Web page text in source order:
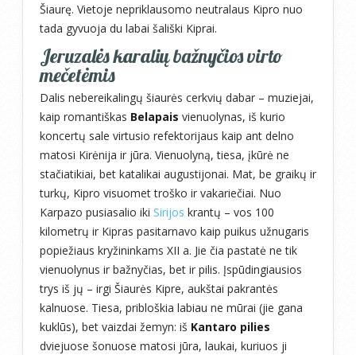
Šiaurę. Vietoje nepriklausomo neutralaus Kipro nuo
tada gyvuoja du labai šališki Kiprai.
Jeruzalės karalių bažnyčios virto
mečetėmis
Dalis nebereikalingų šiaurės cerkvių dabar – muziejai,
kaip romantiškas Belapais vienuolynas, iš kurio
koncertų sale virtusio refektorijaus kaip ant delno
matosi Kirėnija ir jūra. Vienuolyną, tiesa, įkūrė ne
stačiatikiai, bet katalikai augustijonai. Mat, be graikų ir
turkų, Kipro visuomet troško ir vakariečiai. Nuo
Karpazo pusiasalio iki Sirijos krantų – vos 100
kilometrų ir Kipras pasitarnavo kaip puikus užnugaris
popiežiaus kryžininkams XII a. Jie čia pastatė ne tik
vienuolynus ir bažnyčias, bet ir pilis. Įspūdingiausios
trys iš jų – irgi Šiaurės Kipre, aukštai pakrantės
kalnuose. Tiesa, pribloškia labiau ne mūrai (jie gana
kuklūs), bet vaizdai žemyn: iš Kantaro pilies
dviejuose šonuose matosi jūra, laukai, kuriuos ji